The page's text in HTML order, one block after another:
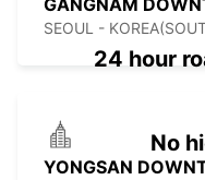
GANGNAM
SEOUL -
YONGSAN
24 hour
No